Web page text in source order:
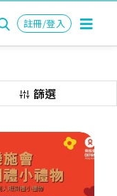
註冊/登入
篩選